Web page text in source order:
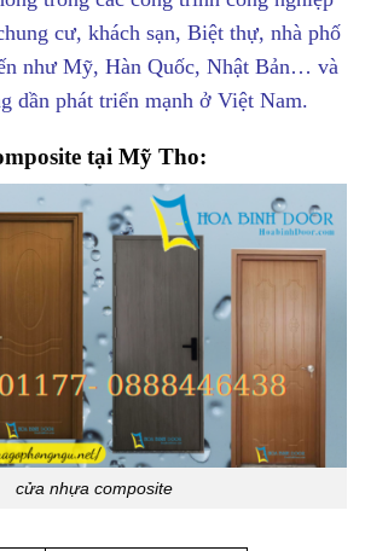
cư, khách sạn, Biệt thự, nhà phố
như Mỹ, Hàn Quốc, Nhật Bản… và
dần phát triển mạnh ở Việt Nam.
tại Mỹ Tho:
cửa nhựa composite